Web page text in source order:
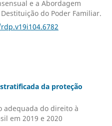
e a Abordagem
do Poder Familiar.
da proteção
adequada do direito à
em 2019 e 2020